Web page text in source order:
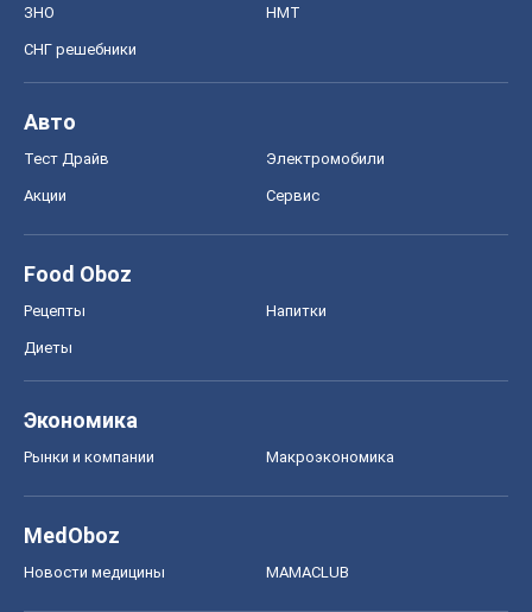
ЗНО НМТ
СНГ решебники
Авто
Тест Драйв Электромобили
Акции Сервис
Food Oboz
Рецепты Напитки
Диеты
Экономика
Рынки и компании Mакроэкономика
MedOboz
Новости медицины MAMACLUB